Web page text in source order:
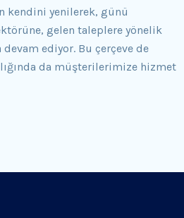
kendini yenilerek, günü
gelen taleplere yönelik
devam ediyor. Bu çerçeve de
da müşterilerimize hizmet